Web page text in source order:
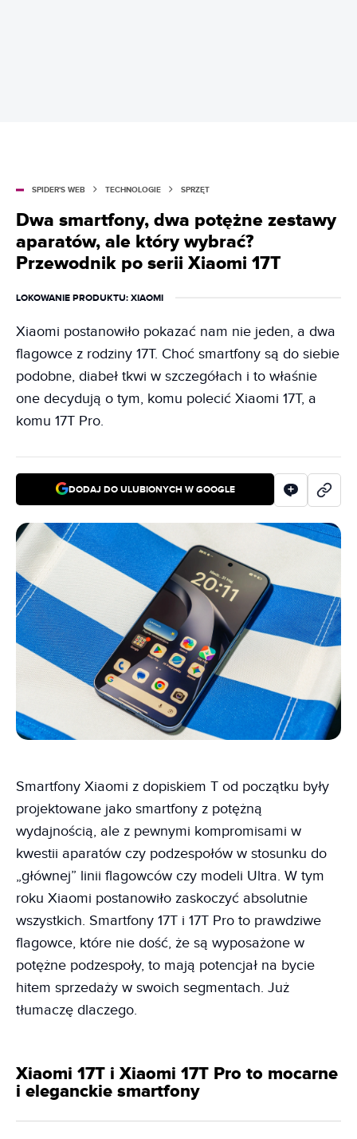
SPIDER'S WEB TECHNOLOGIE SPRZĘT
Dwa smartfony, dwa potężne zestawy
aparatów, ale który wybrać?
Przewodnik po serii Xiaomi 17T
LOKOWANIE PRODUKTU: XIAOMI
Xiaomi postanowiło pokazać nam nie jeden, a dwa
flagowce z rodziny 17T. Choć smartfony są do siebie
podobne, diabeł tkwi w szczegółach i to właśnie
one decydują o tym, komu polecić Xiaomi 17T, a
komu 17T Pro.
DODAJ DO ULUBIONYCH W GOOGLE
Smartfony Xiaomi z dopiskiem T od początku były
projektowane jako smartfony z potężną
wydajnością, ale z pewnymi kompromisami w
kwestii aparatów czy podzespołów w stosunku do
„głównej” linii flagowców czy modeli Ultra. W tym
roku Xiaomi postanowiło zaskoczyć absolutnie
wszystkich. Smartfony 17T i 17T Pro to prawdziwe
flagowce, które nie dość, że są wyposażone w
potężne podzespoły, to mają potencjał na bycie
hitem sprzedaży w swoich segmentach. Już
tłumaczę dlaczego.
Xiaomi 17T i Xiaomi 17T Pro to mocarne
i eleganckie smartfony